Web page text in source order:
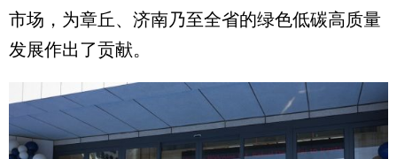
市场，为章丘、济南乃至全省的绿色低碳高质量
发展作出了贡献。